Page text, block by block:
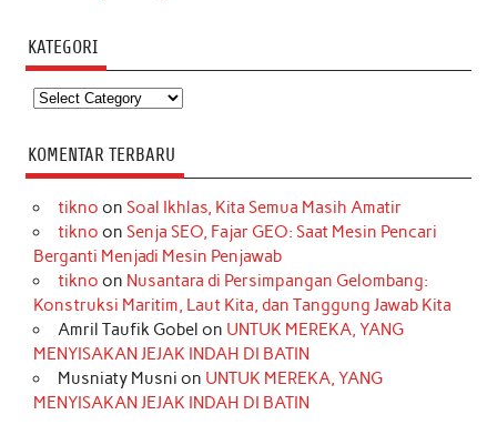
KATEGORI
Kategori
KOMENTAR TERBARU
tikno on Soal Ikhlas, Kita Semua Masih Amatir
tikno on Senja SEO, Fajar GEO: Saat Mesin Pencari
Berganti Menjadi Mesin Penjawab
tikno on Nusantara di Persimpangan Gelombang:
Konstruksi Maritim, Laut Kita, dan Tanggung Jawab Kita
Amril Taufik Gobel on UNTUK MEREKA, YANG
MENYISAKAN JEJAK INDAH DI BATIN
Musniaty Musni on UNTUK MEREKA, YANG
MENYISAKAN JEJAK INDAH DI BATIN